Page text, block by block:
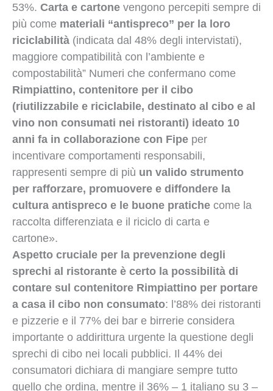
53%. Carta e cartone vengono percepiti sempre di
più come materiali “antispreco” per la loro
riciclabilità (indicata dal 48% degli intervistati),
maggiore compatibilità con l’ambiente e
compostabilità” Numeri che confermano come
Rimpiattino, contenitore per il cibo
(riutilizzabile e riciclabile, destinato al cibo e al
vino non consumati nei ristoranti) ideato 10
anni fa in collaborazione con Fipe per
incentivare comportamenti responsabili,
rappresenti sempre di più un valido strumento
per rafforzare, promuovere e diffondere la
cultura antispreco e le buone pratiche come la
raccolta differenziata e il riciclo di carta e
cartone».
Aspetto cruciale per la prevenzione degli
sprechi al ristorante è certo la possibilità di
contare sul contenitore Rimpiattino per portare
a casa il cibo non consumato: l’88% dei ristoranti
e pizzerie e il 77% dei bar e birrerie considera
importante o addirittura urgente la questione degli
sprechi di cibo nei locali pubblici. Il 44% dei
consumatori dichiara di mangiare sempre tutto
quello che ordina, mentre il 36% – 1 italiano su 3 –